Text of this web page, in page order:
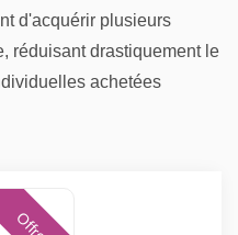
d'acquérir plusieurs
réduisant drastiquement le
achetées